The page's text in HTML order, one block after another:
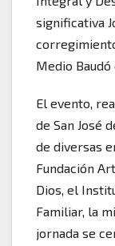
significativa
Medio Baudó
El evento,
de San José
de diversas
Fundación
Dios, el
Familiar, la
jornada se